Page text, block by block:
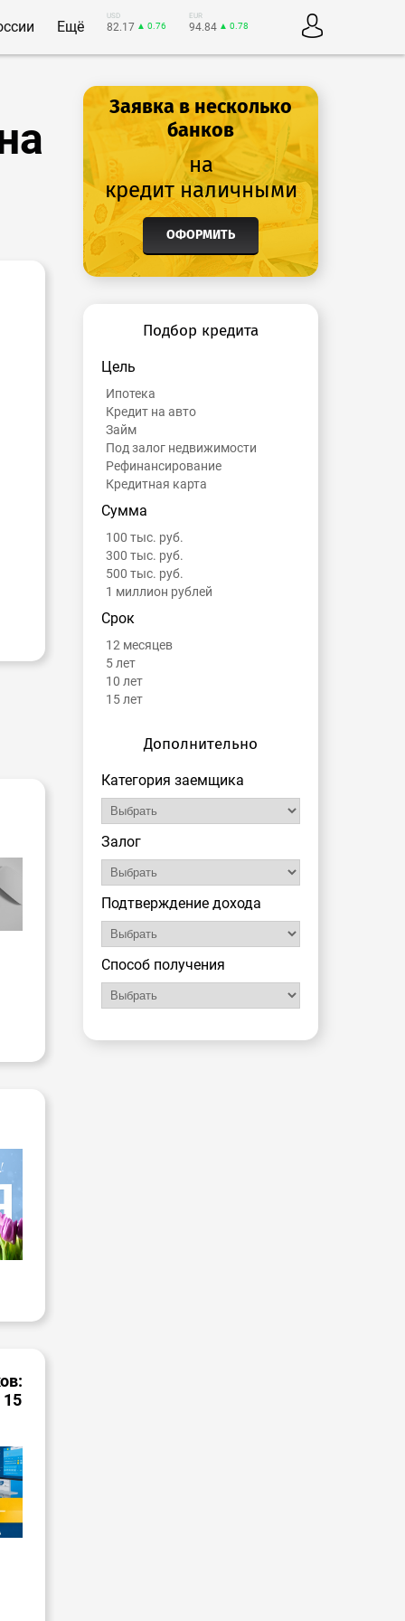
Ещё
USD
82.17 ▲ 0.76
EUR
94.84 ▲ 0.78
15
Заявка в несколько
банков
на
кредит наличными
ОФОРМИТЬ
Подбор кредита
Цель
Ипотека
Кредит на авто
Займ
Под залог недвижимости
Рефинансирование
Кредитная карта
Сумма
100 тыс. руб.
300 тыс. руб.
500 тыс. руб.
1 миллион рублей
Срок
12 месяцев
5 лет
10 лет
15 лет
Дополнительно
Категория заемщика
Залог
Подтверждение дохода
Способ получения